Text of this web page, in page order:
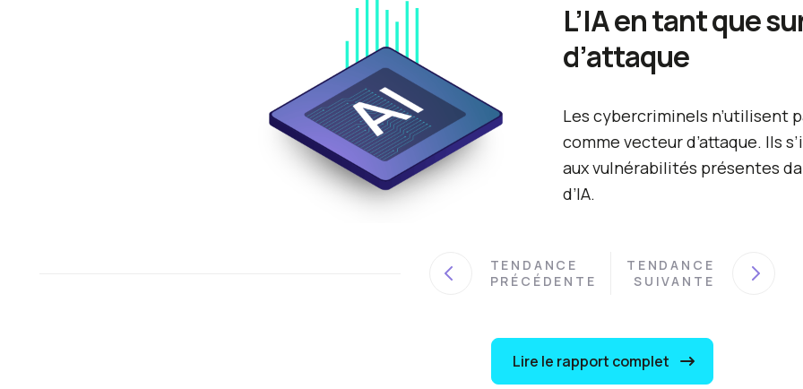
L’IA en tant que
d’attaque
Les cybercriminels n’utilisent
comme vecteur d’attaque. Ils
aux vulnérabilités présentes
d’IA.
TENDANCE
PRÉCÉDENTE
TENDANCE
SUIVANTE
Lire le rapport complet